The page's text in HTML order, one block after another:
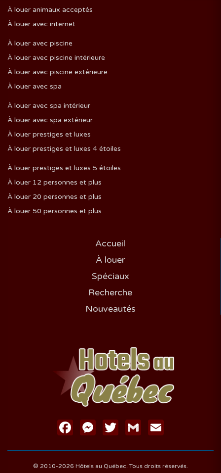
À louer animaux acceptés
À louer avec internet
À louer avec piscine
À louer avec piscine intérieure
À louer avec piscine extérieure
À louer avec spa
À louer avec spa intérieur
À louer avec spa extérieur
À louer prestiges et luxes
À louer prestiges et luxes 4 étoiles
À louer prestiges et luxes 5 étoiles
À louer 12 personnes et plus
À louer 20 personnes et plus
À louer 50 personnes et plus
Accueil
À louer
Spéciaux
Recherche
Nouveautés
FacebookMessenger
Twitter Gmail
© 2010-2026 Hôtels au Québec. Tous droits réservés.